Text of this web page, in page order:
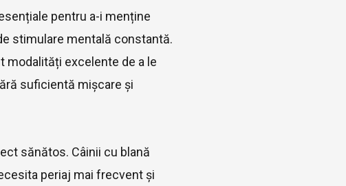
pentru a-i menține
stimulare mentală constantă.
modalități excelente de a le
suficientă mișcare și
sănătos. Câinii cu blană
periaj mai frecvent și